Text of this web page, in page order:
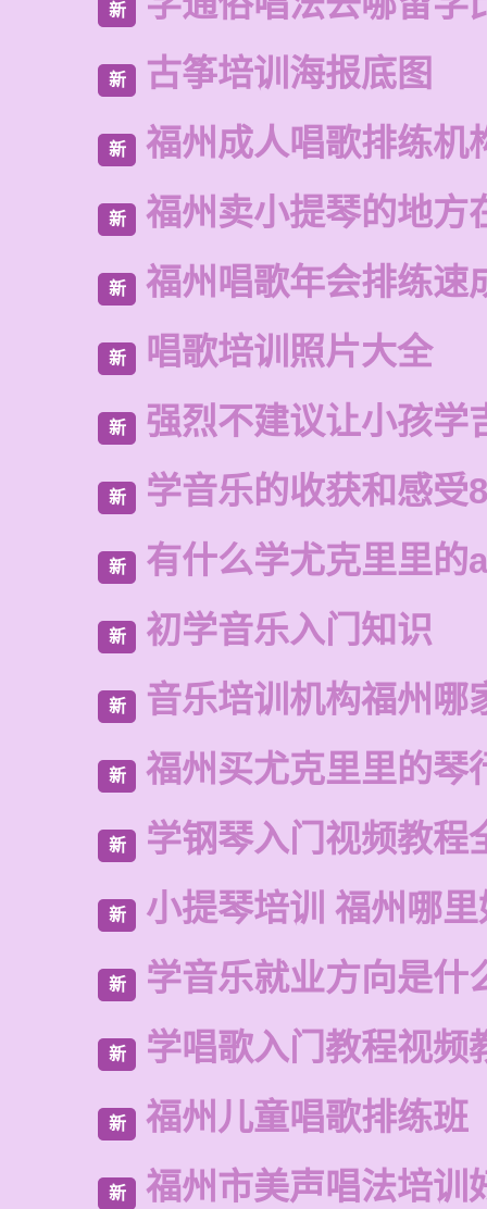
新
新 古筝培训海报底图
新 福州成人唱歌排练机
新 福州卖小提琴的地方
新 福州唱歌年会排练速
新 唱歌培训照片大全
新 强烈不建议让小孩学
新 学音乐的收获和感受
新 有什么学尤克里里的
新 初学音乐入门知识
新 音乐培训机构福州哪
新 福州买尤克里里的琴
新 学钢琴入门视频教程
新 小提琴培训 福州哪
新 学音乐就业方向是什
新 学唱歌入门教程视频
新 福州儿童唱歌排练班
新 福州市美声唱法培训